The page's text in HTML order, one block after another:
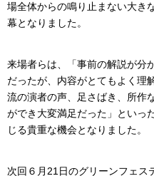
場全体からの鳴り止まない大き
幕となりました。
来場者らは、「事前の解説が分
だったが、内容がとてもよく理
流の演者の声、足さばき、所作
ができ大変満足だった」といっ
じる貴重な機会となりました。
次回６月21日のグリーンフェス